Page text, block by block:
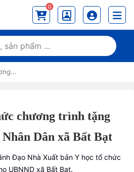
0
chương trình tặng
Dân xã Bất Bạt
Đạo Nhà Xuất bản Y học tổ chức
UBNND xã Bất Bạt.